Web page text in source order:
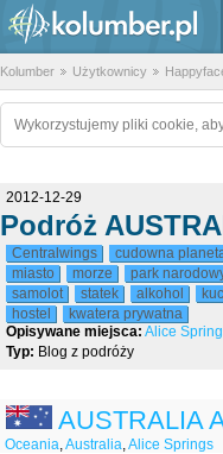
Kolumber Użytkownicy
Wykorzystujemy pliki cookie,
2012-12-29
Podróż
Centralwings cudowna
miasto
morze park
samolot
statek alkohol
hostel
kwatera prywatna
Opisywane miejsca: Alice
Typ: Blog z podróży
AUSTRALIA
Oceania,Australia,Alice Springs